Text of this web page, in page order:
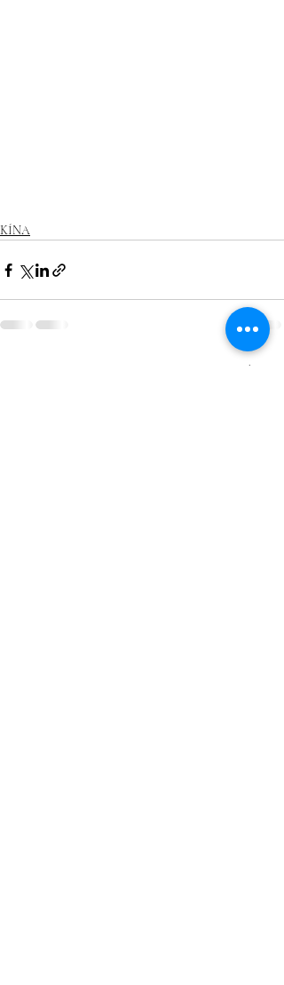
KÍNA
Az összes megtekintése